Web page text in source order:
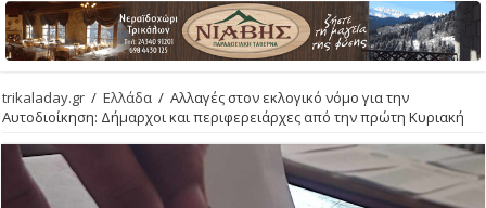
trikaladay.gr / Ελλάδα / Αλλαγές στον εκλογικό νόμο για την
Αυτοδιοίκηση: Δήμαρχοι και περιφερειάρχες από την πρώτη Κυριακή